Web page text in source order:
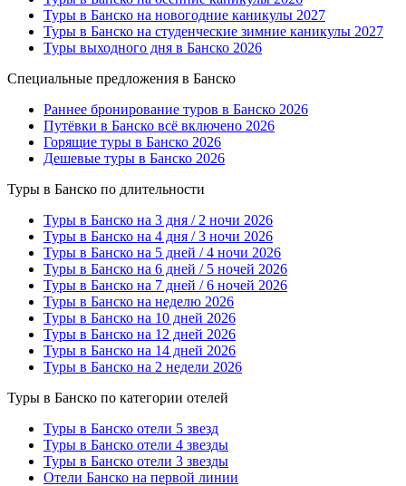
Туры в Банско на новогодние каникулы 2027
Туры в Банско на студенческие зимние каникулы 2027
Туры выходного дня в Банско 2026
Специальные предложения в Банско
Раннее бронирование туров в Банско 2026
Путёвки в Банско всё включено 2026
Горящие туры в Банско 2026
Дешевые туры в Банско 2026
Туры в Банско по длительности
Туры в Банско на 3 дня / 2 ночи 2026
Туры в Банско на 4 дня / 3 ночи 2026
Туры в Банско на 5 дней / 4 ночи 2026
Туры в Банско на 6 дней / 5 ночей 2026
Туры в Банско на 7 дней / 6 ночей 2026
Туры в Банско на неделю 2026
Туры в Банско на 10 дней 2026
Туры в Банско на 12 дней 2026
Туры в Банско на 14 дней 2026
Туры в Банско на 2 недели 2026
Туры в Банско по категории отелей
Туры в Банско отели 5 звезд
Туры в Банско отели 4 звезды
Туры в Банско отели 3 звезды
Отели Банско на первой линии